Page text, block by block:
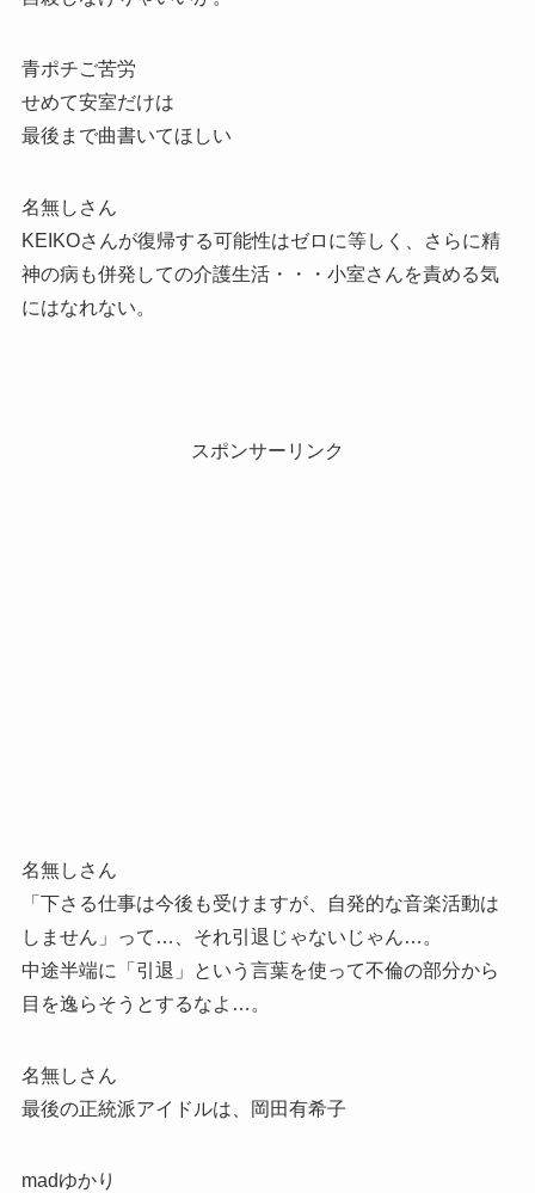
青ポチご苦労
せめて安室だけは
最後まで曲書いてほしい
名無しさん
KEIKOさんが復帰する可能性はゼロに等しく、さらに精
神の病も併発しての介護生活・・・小室さんを責める気
にはなれない。
スポンサーリンク
名無しさん
「下さる仕事は今後も受けますが、自発的な音楽活動は
しません」って…、それ引退じゃないじゃん…。
中途半端に「引退」という言葉を使って不倫の部分から
目を逸らそうとするなよ…。
名無しさん
最後の正統派アイドルは、岡田有希子
madゆかり